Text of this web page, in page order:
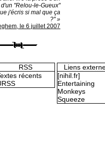
"Relou-le-Gueux"
j'écris si mal que ça
?" »
le 6 juillet 2007
RSS
récents
Liens
[nihil.fr]
Entertaining
Monkeys
Squeeze